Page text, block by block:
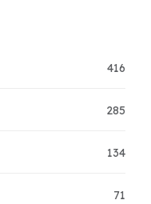
416
285
134
71